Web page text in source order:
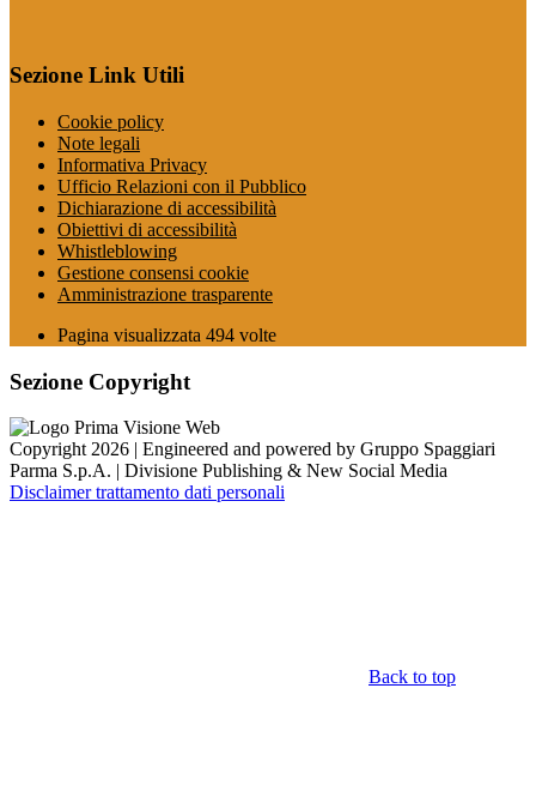
Sezione Link Utili
Cookie policy
Note legali
Informativa Privacy
Ufficio Relazioni con il Pubblico
Dichiarazione di accessibilità
Obiettivi di accessibilità
Whistleblowing
Gestione consensi cookie
Amministrazione trasparente
Pagina visualizzata 494 volte
Sezione Copyright
Copyright 2026 | Engineered and powered by Gruppo Spaggiari
Parma S.p.A. | Divisione Publishing & New Social Media
Disclaimer trattamento dati personali
Back to top